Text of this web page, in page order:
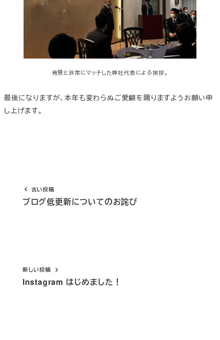
背景と非常にマッチした弊社代表による挨拶。
最後になりますが、本年も変わらぬご愛顧を賜りますようお願い申
し上げます。
古い投稿
ブログ低更新についてのお詫び
新しい投稿
Instagram はじめました！